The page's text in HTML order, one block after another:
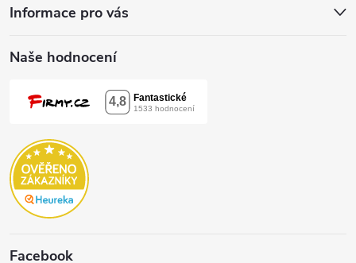
Informace pro vás
Naše hodnocení
Facebook